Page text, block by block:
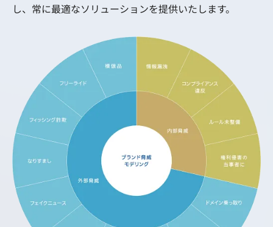
し、常に最適なソリューションを提供いたします。